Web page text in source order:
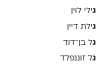
גילי לוין
גילת דיין
גל בן־דוד
גל זוננפלד